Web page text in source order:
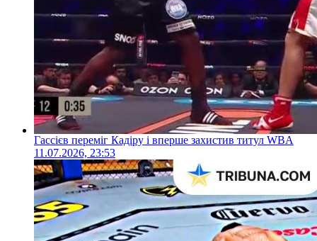
Гассієв переміг Кадіру і вперше захистив титул WBA
11.07.2026, 23:53